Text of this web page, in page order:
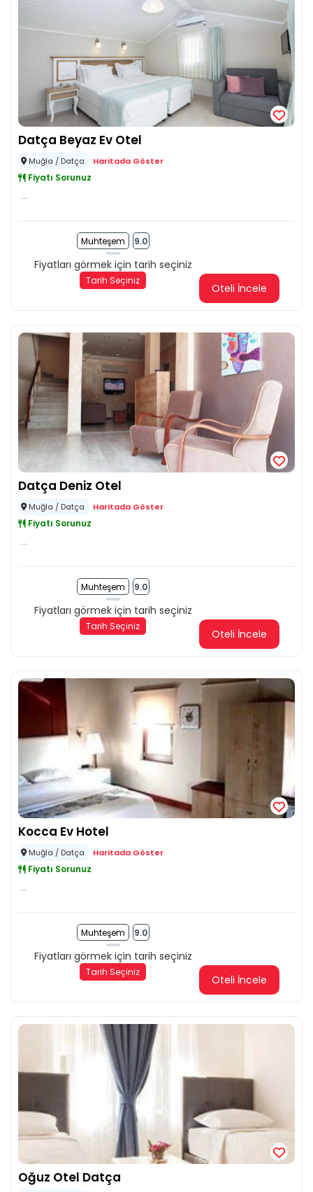
Datça Beyaz Ev Otel
Muğla / Datça Haritada Göster
Fiyatı Sorunuz
...
Muhteşem 9.0
Fiyatları görmek için tarih seçiniz
Tarih Seçiniz
Oteli İncele
Datça Deniz Otel
Muğla / Datça Haritada Göster
Fiyatı Sorunuz
...
Muhteşem 9.0
Fiyatları görmek için tarih seçiniz
Tarih Seçiniz
Oteli İncele
Kocca Ev Hotel
Muğla / Datça Haritada Göster
Fiyatı Sorunuz
...
Muhteşem 9.0
Fiyatları görmek için tarih seçiniz
Tarih Seçiniz
Oteli İncele
Oğuz Otel Datça